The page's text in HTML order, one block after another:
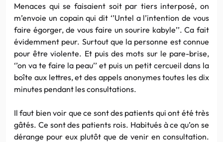
Menaces qui se faisaient soit par tiers interposé, on
m’envoie un copain qui dit ‘’Untel a l’intention de vous
faire égorger, de vous faire un sourire kabyle’’. Ca fait
évidemment peur. Surtout que la personne est connue
pour être violente. Et puis des mots sur le pare-brise,
‘’on va te faire la peau’’ et puis un petit cercueil dans la
boîte aux lettres, et des appels anonymes toutes les dix
minutes pendant les consultations.
Il faut bien voir que ce sont des patients qui ont été très
gâtés. Ce sont des patients rois. Habitués à ce qu’on se
dérange pour eux plutôt que de venir en consultation.